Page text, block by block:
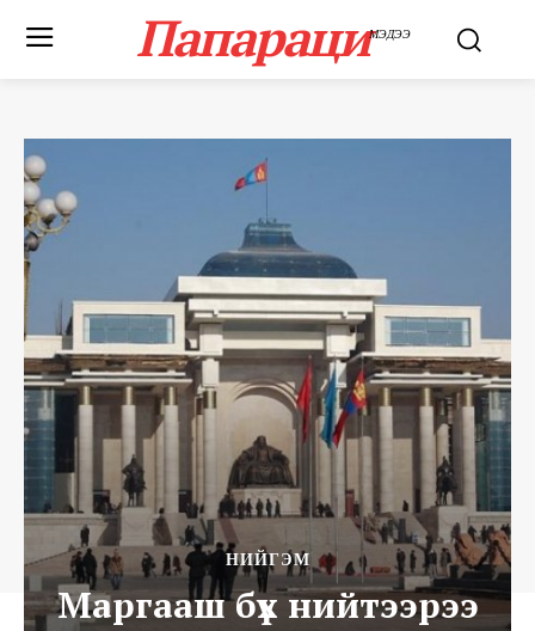
ПапарациМЭДЭЭ
НИЙГЭМ
Маргааш бүх нийтээрээ